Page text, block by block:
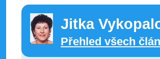
Jitka
Přehled všech